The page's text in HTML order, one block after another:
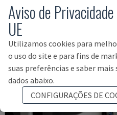
Aviso de
UE
Utilizamos cookies para
o uso do site e para fins de
suas preferências e saber
dados abaixo.
CONFIGURAÇÕES DE